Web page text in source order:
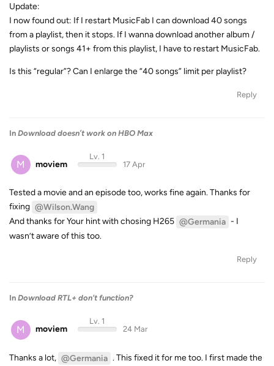
Update:
I now found out: If I restart MusicFab I can download 40 songs
from a playlist, then it stops. If I wanna download another album /
playlists or songs 41+ from this playlist, I have to restart MusicFab.
Is this “regular”? Can I enlarge the “40 songs” limit per playlist?
Reply
In Download doesn’t work on HBO Max
M moviem
Lv. 1
17 Apr
Tested a movie and an episode too, works fine again. Thanks for
fixing @Wilson.Wang
And thanks for Your hint with chosing H265 @Germania - I
wasn’t aware of this too.
Reply
In Download RTL+ don't function?
M moviem
Lv. 1
24 Mar
Thanks a lot, @Germania . This fixed it for me too. I first made the